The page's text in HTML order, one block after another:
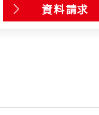
資料請求